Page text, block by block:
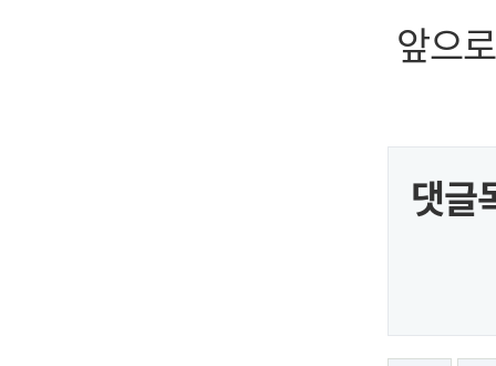
앞으
댓글